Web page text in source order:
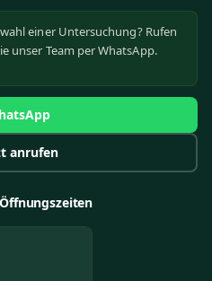
einer Untersuchung? Rufen
unser Team per WhatsApp.
anrufen